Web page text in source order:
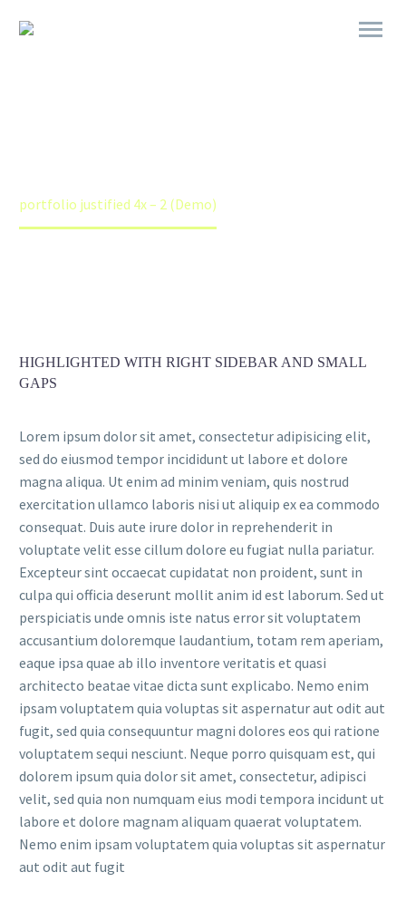
portfolio justified 4x – 2 (Demo)
HIGHLIGHTED WITH RIGHT SIDEBAR AND SMALL
GAPS
Lorem ipsum dolor sit amet, consectetur adipisicing elit,
sed do eiusmod tempor incididunt ut labore et dolore
magna aliqua. Ut enim ad minim veniam, quis nostrud
exercitation ullamco laboris nisi ut aliquip ex ea commodo
consequat. Duis aute irure dolor in reprehenderit in
voluptate velit esse cillum dolore eu fugiat nulla pariatur.
Excepteur sint occaecat cupidatat non proident, sunt in
culpa qui officia deserunt mollit anim id est laborum. Sed ut
perspiciatis unde omnis iste natus error sit voluptatem
accusantium doloremque laudantium, totam rem aperiam,
eaque ipsa quae ab illo inventore veritatis et quasi
architecto beatae vitae dicta sunt explicabo. Nemo enim
ipsam voluptatem quia voluptas sit aspernatur aut odit aut
fugit, sed quia consequuntur magni dolores eos qui ratione
voluptatem sequi nesciunt. Neque porro quisquam est, qui
dolorem ipsum quia dolor sit amet, consectetur, adipisci
velit, sed quia non numquam eius modi tempora incidunt ut
labore et dolore magnam aliquam quaerat voluptatem.
Nemo enim ipsam voluptatem quia voluptas sit aspernatur
aut odit aut fugit